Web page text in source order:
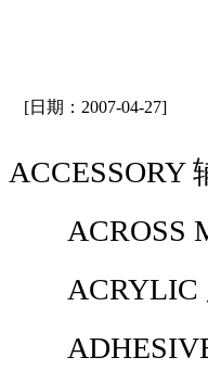
[日期：2007-04-27]
ACCESSORY
ACROSS
ACRYLIC
ADHESIVE